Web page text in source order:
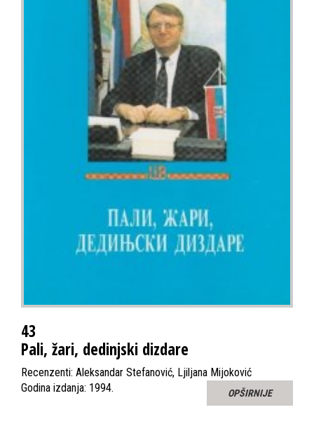
43
Pali, žari, dedinjski dizdare
Recenzenti: Aleksandar Stefanović, Ljiljana Mijoković
Godina izdanja: 1994.
OPŠIRNIJE